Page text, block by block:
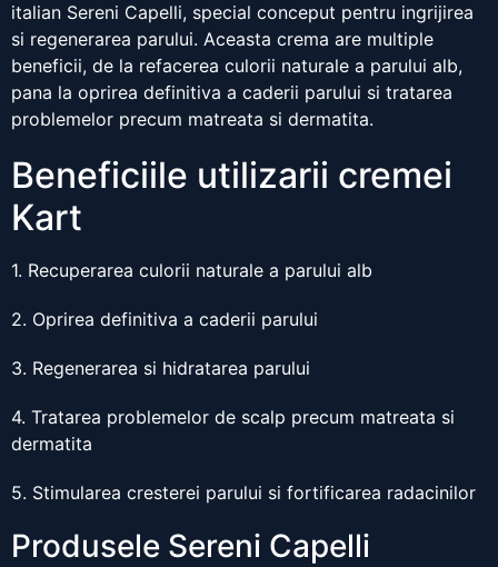
italian Sereni Capelli, special conceput pentru ingrijirea
si regenerarea parului. Aceasta crema are multiple
beneficii, de la refacerea culorii naturale a parului alb,
pana la oprirea definitiva a caderii parului si tratarea
problemelor precum matreata si dermatita.
Beneficiile utilizarii cremei
Kart
1. Recuperarea culorii naturale a parului alb
2. Oprirea definitiva a caderii parului
3. Regenerarea si hidratarea parului
4. Tratarea problemelor de scalp precum matreata si
dermatita
5. Stimularea cresterei parului si fortificarea radacinilor
Produsele Sereni Capelli